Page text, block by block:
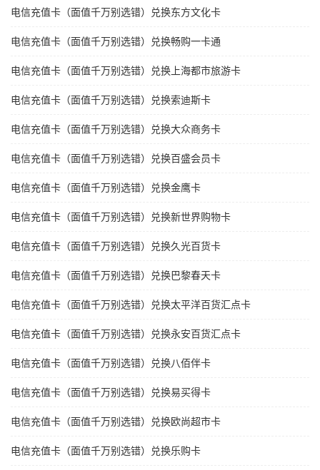
电信充值卡（面值千万别选错）兑换东方文化卡
电信充值卡（面值千万别选错）兑换畅购一卡通
电信充值卡（面值千万别选错）兑换上海都市旅游卡
电信充值卡（面值千万别选错）兑换索迪斯卡
电信充值卡（面值千万别选错）兑换大众商务卡
电信充值卡（面值千万别选错）兑换百盛会员卡
电信充值卡（面值千万别选错）兑换金鹰卡
电信充值卡（面值千万别选错）兑换新世界购物卡
电信充值卡（面值千万别选错）兑换久光百货卡
电信充值卡（面值千万别选错）兑换巴黎春天卡
电信充值卡（面值千万别选错）兑换太平洋百货汇点卡
电信充值卡（面值千万别选错）兑换永安百货汇点卡
电信充值卡（面值千万别选错）兑换八佰伴卡
电信充值卡（面值千万别选错）兑换易买得卡
电信充值卡（面值千万别选错）兑换欧尚超市卡
电信充值卡（面值千万别选错）兑换乐购卡